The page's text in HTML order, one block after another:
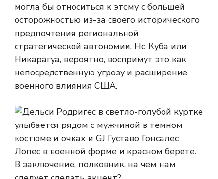
могла бы относиться к этому с большей
осторожностью из-за своего исторического
предпочтения региональной
стратегической автономии. Но Куба или
Никарагуа, вероятно, воспримут это как
непосредственную угрозу и расширение
военного влияния США.
В заключение, полковник, на чем нам